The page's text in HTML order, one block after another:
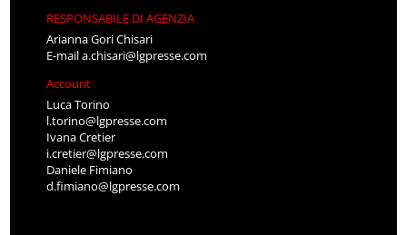
RESPONSABILE DI AGENZIA
Arianna Gori Chisari
E-maila.chisari@lgpresse.com
Account
Luca Torino
l.torino@lgpresse.com
Ivana Cretier
i.cretier@lgpresse.com
Daniele Fimiano
d.fimiano@lgpresse.com